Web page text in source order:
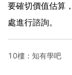
要確切價值估算
處進行諮詢。
10樓：知有學吧